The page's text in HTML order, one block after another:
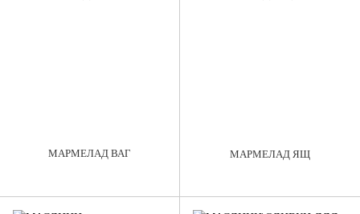
МАРМЕЛАД ВАГ МАРМЕЛАД ЯЩ